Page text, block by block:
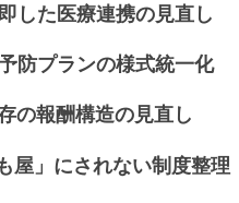
した医療連携の見直し
防プランの様式統一化
の報酬構造の見直し
屋」にされない制度整理